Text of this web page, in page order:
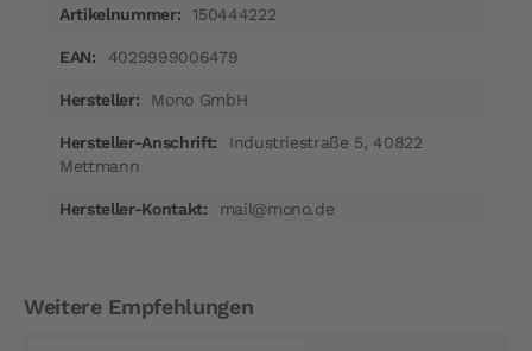
150444222
4029999006479
Mono GmbH
Industriestraße 5, 40822
Mettmann
mail@mono.de
Weitere Empfehlungen